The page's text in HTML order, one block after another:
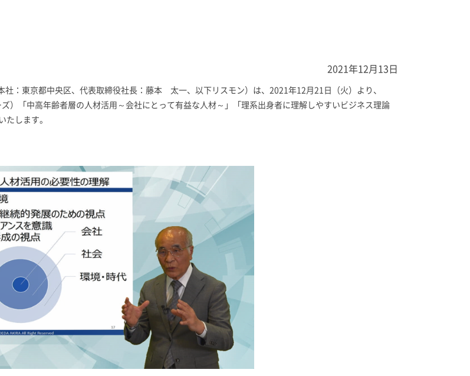
2021年12月13日
：東京都中央区、代表取締役社長：藤本 太一、以下リスモン）は、2021年12月21日（火）より、
）「中高年齢者層の人材活用～会社にとって有益な人材～」「理系出身者に理解しやすいビジネス理論
たします。